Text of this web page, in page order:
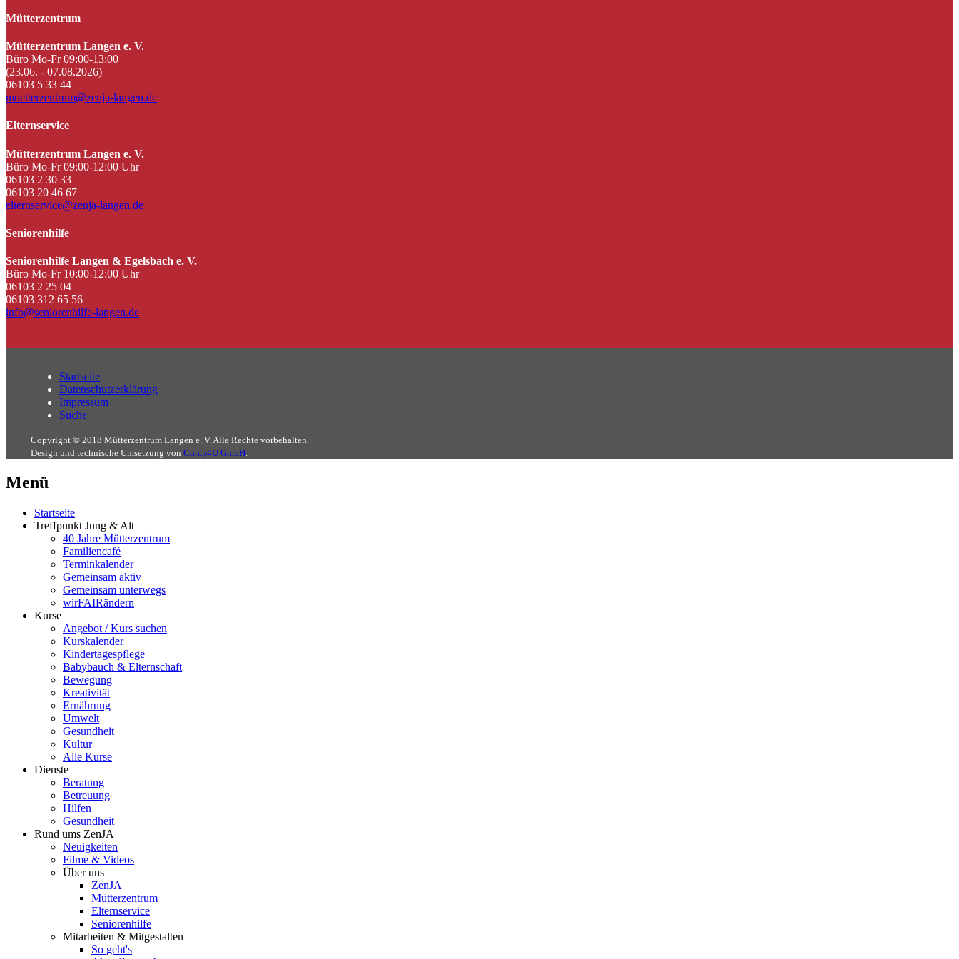
Mütterzentrum
Mütterzentrum Langen e. V.
Büro Mo-Fr 09:00-13:00
(23.06. - 07.08.2026)
06103 5 33 44
muetterzentrum@zenja-langen.de
Elternservice
Mütterzentrum Langen e. V.
Büro Mo-Fr 09:00-12:00 Uhr
06103 2 30 33
06103 20 46 67
elternservice@zenja-langen.de
Seniorenhilfe
Seniorenhilfe Langen & Egelsbach e. V.
Büro Mo-Fr 10:00-12:00 Uhr
06103 2 25 04
06103 312 65 56
info@seniorenhilfe-langen.de
Startseite
Datenschutzerklärung
Impressum
Suche
Copyright © 2018 Mütterzentrum Langen e. V. Alle Rechte vorbehalten.
Design und technische Umsetzung von Comp4U GmbH.
Menü
Startseite
Treffpunkt Jung & Alt
40 Jahre Mütterzentrum
Familiencafé
Terminkalender
Gemeinsam aktiv
Gemeinsam unterwegs
wirFAIRändern
Kurse
Angebot / Kurs suchen
Kurskalender
Kindertagespflege
Babybauch & Elternschaft
Bewegung
Kreativität
Ernährung
Umwelt
Gesundheit
Kultur
Alle Kurse
Dienste
Beratung
Betreuung
Hilfen
Gesundheit
Rund ums ZenJA
Neuigkeiten
Filme & Videos
Über uns
ZenJA
Mütterzentrum
Elternservice
Seniorenhilfe
Mitarbeiten & Mitgestalten
So geht's